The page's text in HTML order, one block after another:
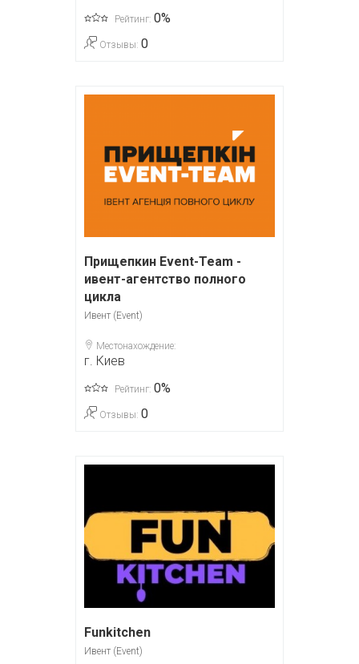
Рейтинг: 0%
Отзывы: 0
Прищепкин Event-Team -
ивент-агентство полного
цикла
Ивент (Event)
Местонахождение:
г. Киев
Рейтинг: 0%
Отзывы: 0
Funkitchen
Ивент (Event)